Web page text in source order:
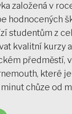
založená v
hodnocených
studentům z
kvalitní kurzy
předměstí,
které
chůze od